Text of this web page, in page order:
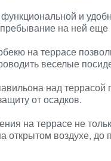
и
на ней
на террасе
веселые
над террасой
от осадков.
на террасе не
воздухе, до